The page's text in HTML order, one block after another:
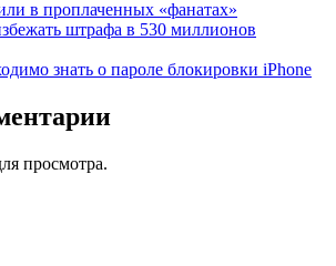
в проплаченных «фанатах»
штрафа в 530 миллионов
знать о пароле блокировки iPhone
просмотра.